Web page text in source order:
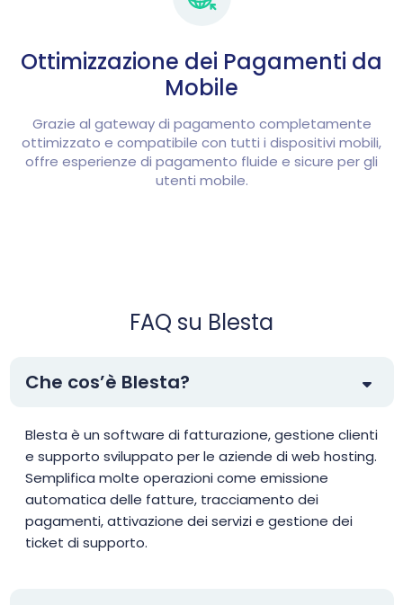
Ottimizzazione dei Pagamenti da
Mobile
Grazie al gateway di pagamento completamente
ottimizzato e compatibile con tutti i dispositivi mobili,
offre esperienze di pagamento fluide e sicure per gli
utenti mobile.
FAQ su Blesta
Che cos’è Blesta?
Blesta è un software di fatturazione, gestione clienti
e supporto sviluppato per le aziende di web hosting.
Semplifica molte operazioni come emissione
automatica delle fatture, tracciamento dei
pagamenti, attivazione dei servizi e gestione dei
ticket di supporto.